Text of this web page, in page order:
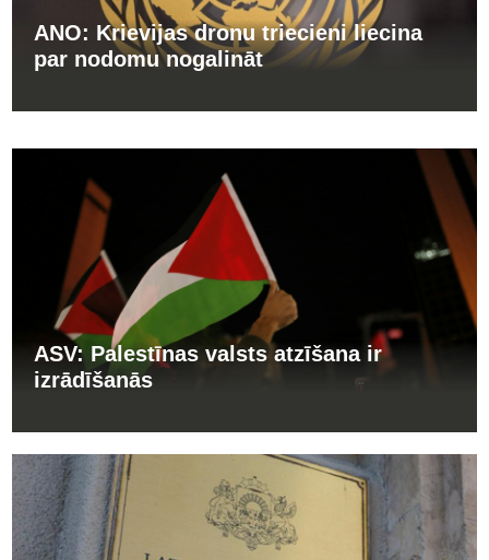
ANO: Krievijas dronu triecieni liecina
par nodomu nogalināt
ASV: Palestīnas valsts atzīšana ir
izrādīšanās